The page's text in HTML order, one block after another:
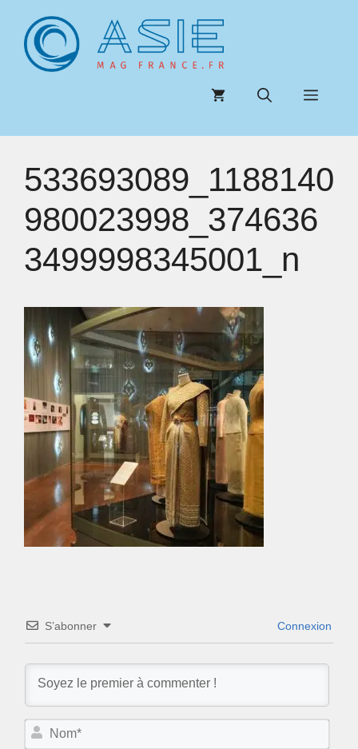
contenu
Menu
533693089_1188140
980023998_374636
3499998345001_n
S’abonner Connexion
N